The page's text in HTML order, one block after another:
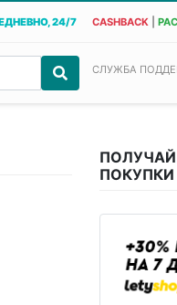
24/7 CASHBACK|
СЛУЖБА
ПОЛУЧАЙ
ПОКУПКИ